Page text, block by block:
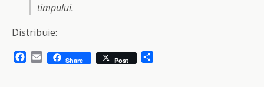
timpului.
Distribuie:
E
Share Post